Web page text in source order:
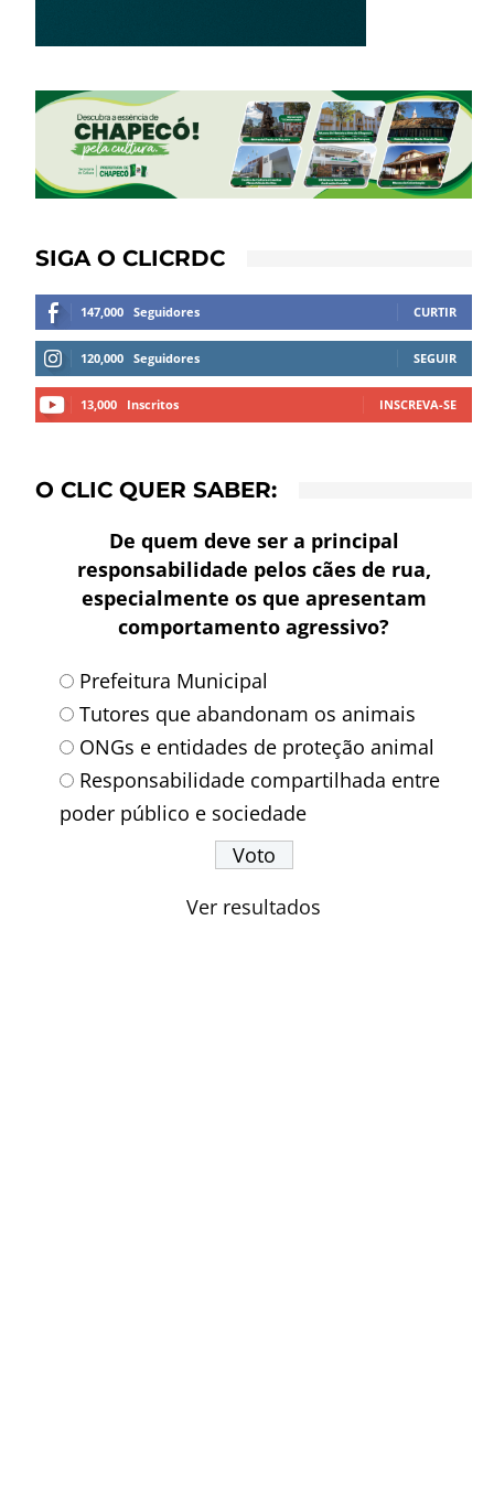
SIGA O CLICRDC
147,000 Seguidores CURTIR
120,000 Seguidores SEGUIR
13,000 Inscritos INSCREVA-SE
O CLIC QUER SABER:
De quem deve ser a principal
responsabilidade pelos cães de rua,
especialmente os que apresentam
comportamento agressivo?
Prefeitura Municipal
Tutores que abandonam os animais
ONGs e entidades de proteção animal
Responsabilidade compartilhada entre
poder público e sociedade
Ver resultados